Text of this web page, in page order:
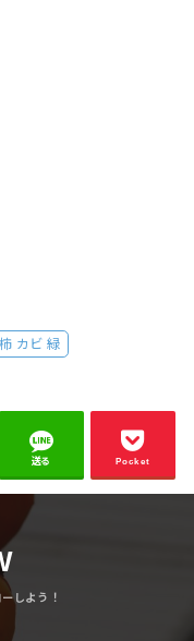
カビ 緑
送る Pocket